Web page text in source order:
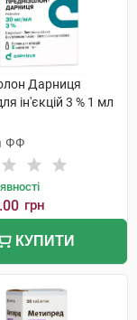
Дарниця
ін'єкцій 3 % 1 мл
ФФ
грн
КУПИТИ